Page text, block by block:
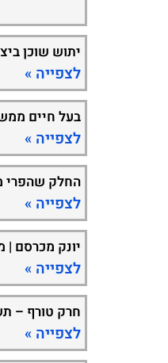
יתוש שוכן
לצפייה »
בעל חיים
לצפייה »
החלק שהפרי
לצפייה »
יונק מכרסם
לצפייה »
חרק טורף –
לצפייה »